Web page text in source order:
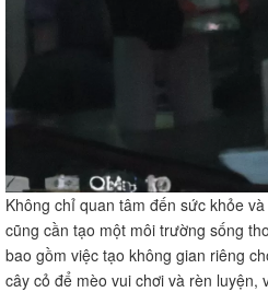
Không chỉ quan tâm đến sức khỏe
cũng cần tạo một môi trường sống
bao gồm việc tạo không gian riêng
cây cỏ để mèo vui chơi và rèn luyện,